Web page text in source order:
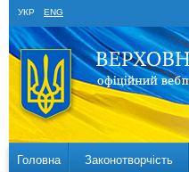
УКР ENG
Головна Законотворчість